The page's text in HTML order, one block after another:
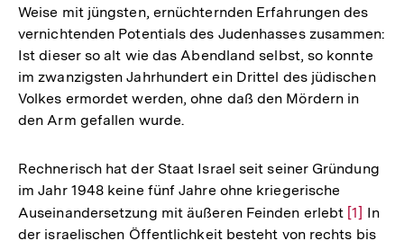
Weise mit jüngsten, ernüchternden Erfahrungen des
vernichtenden Potentials des Judenhasses zusammen:
Ist dieser so alt wie das Abendland selbst, so konnte
im zwanzigsten Jahrhundert ein Drittel des jüdischen
Volkes ermordet werden, ohne daß den Mördern in
den Arm gefallen wurde.
Rechnerisch hat der Staat Israel seit seiner Gründung
im Jahr 1948 keine fünf Jahre ohne kriegerische
Auseinandersetzung mit äußeren Feinden erlebt Zur
[1] In
der israelischen Öffentlichkeit besteht von rechts bis